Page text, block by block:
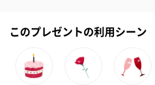
このプレゼントの利用シーン